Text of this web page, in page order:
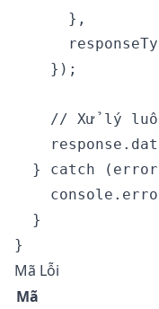
      },
    });
// Xử lý
} catch
  }
Mã Lỗi
Mã